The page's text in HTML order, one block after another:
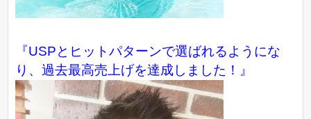
『USPとヒットパターンで選ばれるようにな
り、過去最高売上げを達成しました！』